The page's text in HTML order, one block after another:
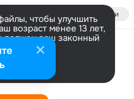
Войти
чтобы улучшить
возраст менее 13 лет,
должен ваш законный
информации
нами